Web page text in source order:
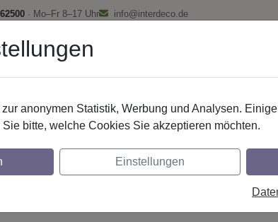
· Mo–Fr 8–17 Uhr info@interdeco.de
Edelstahl-Optik
aus Edelstahl-Optik in 20
anonymen Statistik, Werbung und Analysen.
bitte, welche Cookies Sie akzeptieren möchten.
Einstellungen